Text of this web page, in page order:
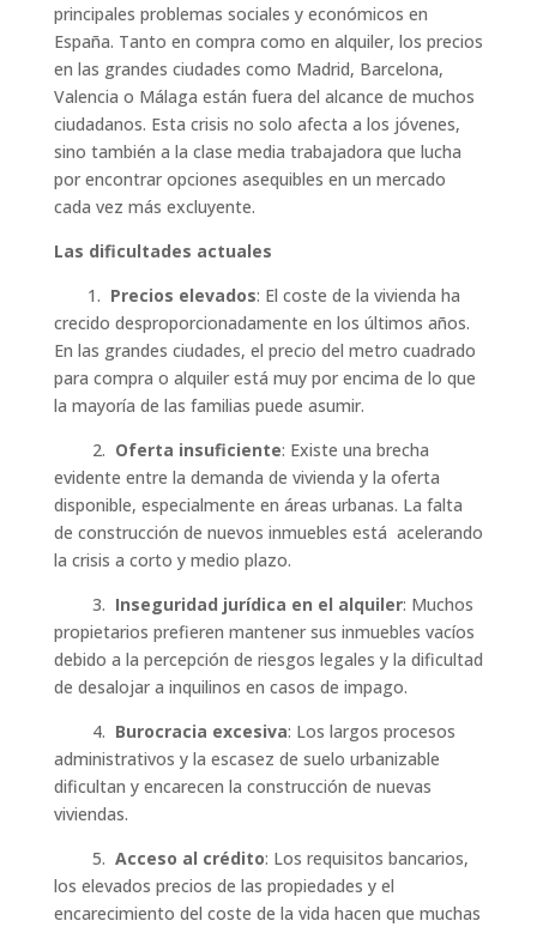
principales problemas sociales y económicos en
España. Tanto en compra como en alquiler, los precios
en las grandes ciudades como Madrid, Barcelona,
Valencia o Málaga están fuera del alcance de muchos
ciudadanos. Esta crisis no solo afecta a los jóvenes,
sino también a la clase media trabajadora que lucha
por encontrar opciones asequibles en un mercado
cada vez más excluyente.
Las dificultades actuales
1. Precios elevados: El coste de la vivienda ha
crecido desproporcionadamente en los últimos años.
En las grandes ciudades, el precio del metro cuadrado
para compra o alquiler está muy por encima de lo que
la mayoría de las familias puede asumir.
2. Oferta insuficiente: Existe una brecha
evidente entre la demanda de vivienda y la oferta
disponible, especialmente en áreas urbanas. La falta
de construcción de nuevos inmuebles está acelerando
la crisis a corto y medio plazo.
3. Inseguridad jurídica en el alquiler: Muchos
propietarios prefieren mantener sus inmuebles vacíos
debido a la percepción de riesgos legales y la dificultad
de desalojar a inquilinos en casos de impago.
4. Burocracia excesiva: Los largos procesos
administrativos y la escasez de suelo urbanizable
dificultan y encarecen la construcción de nuevas
viviendas.
5. Acceso al crédito: Los requisitos bancarios,
los elevados precios de las propiedades y el
encarecimiento del coste de la vida hacen que muchas